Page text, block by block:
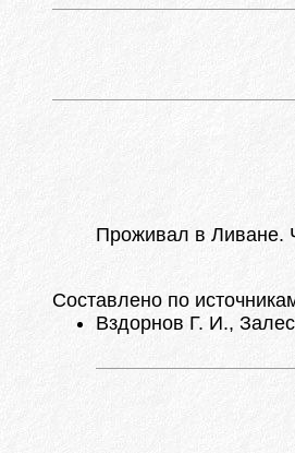
Проживал в Ливане.
Составлено по
Вздорнов Г. И.,